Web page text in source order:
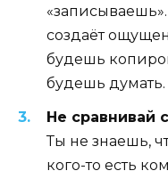
создаёт
будешь
будешь думать.
Не сравнивай
Ты не знаешь,
кого-то есть